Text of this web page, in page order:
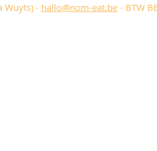
Wuyts) - hallo@nom-eat.be- BTW